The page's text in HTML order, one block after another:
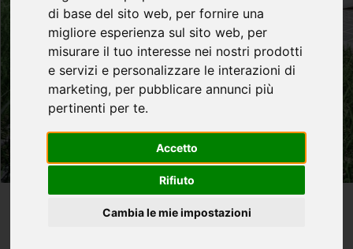
di base del sito web, per fornire una
migliore esperienza sul sito web, per
misurare il tuo interesse nei nostri prodotti
e servizi e personalizzare le interazioni di
marketing, per pubblicare annunci più
pertinenti per te.
Accetto
Rifiuto
Cambia le mie impostazioni
IN VENDITA
New Entry - Caravaggio -